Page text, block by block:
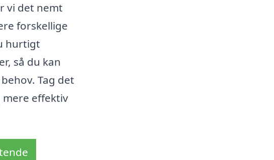
vi det nemt
forskellige
hurtigt
så du kan
Tag det
effektiv